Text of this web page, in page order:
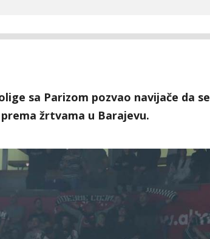
sa Parizom pozvao navijače da se
žrtvama u Barajevu.